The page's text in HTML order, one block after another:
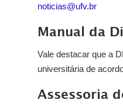
noticias@ufv.br
Manual da
Vale destacar que a
universitária de
Assessoria